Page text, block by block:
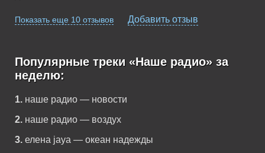
Показать еще 10 отзывов Добавить отзыв
Популярные треки «Наше радио» за
неделю:
1. наше радио — новости
2. наше радио — воздух
3. елена jaya — океан надежды